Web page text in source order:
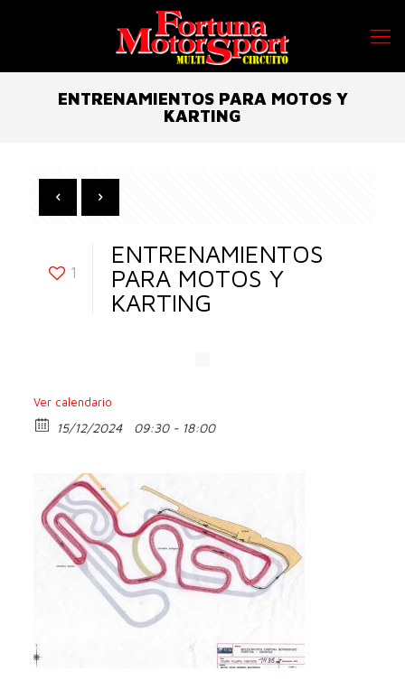
ENTRENAMIENTOS PARA MOTOS Y
KARTING
1
ENTRENAMIENTOS
PARA MOTOS Y
KARTING
Ver calendario
15/12/2024 09:30 - 18:00